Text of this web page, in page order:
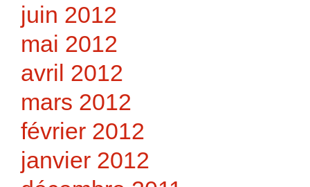
juin 2012
mai 2012
avril 2012
mars 2012
février 2012
janvier 2012